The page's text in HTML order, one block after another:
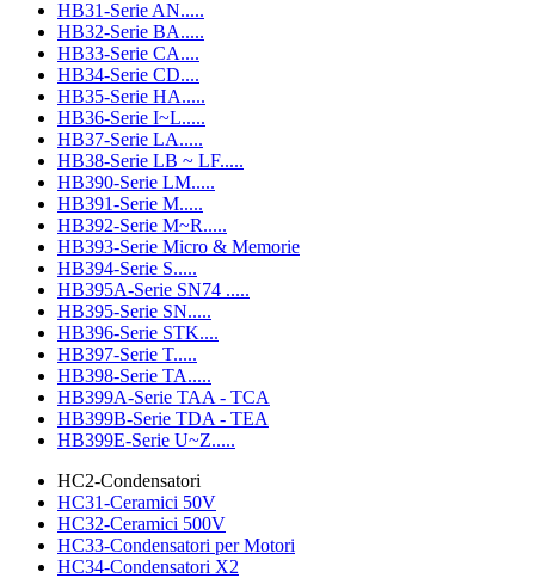
HB31-Serie AN.....
HB32-Serie BA.....
HB33-Serie CA....
HB34-Serie CD....
HB35-Serie HA.....
HB36-Serie I~L.....
HB37-Serie LA.....
HB38-Serie LB ~ LF.....
HB390-Serie LM.....
HB391-Serie M.....
HB392-Serie M~R.....
HB393-Serie Micro & Memorie
HB394-Serie S.....
HB395A-Serie SN74 .....
HB395-Serie SN.....
HB396-Serie STK....
HB397-Serie T.....
HB398-Serie TA.....
HB399A-Serie TAA - TCA
HB399B-Serie TDA - TEA
HB399E-Serie U~Z.....
HC2-Condensatori
HC31-Ceramici 50V
HC32-Ceramici 500V
HC33-Condensatori per Motori
HC34-Condensatori X2